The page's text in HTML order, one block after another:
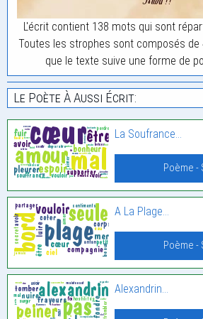
L'écrit contient 138 mots qui sont
Toutes les strophes sont composés de
que le texte suive une forme de
Le Poète À Aussi Écrit:
La Soufrance…
Poème -
A La Plage…
Poème -
Alexandrin…